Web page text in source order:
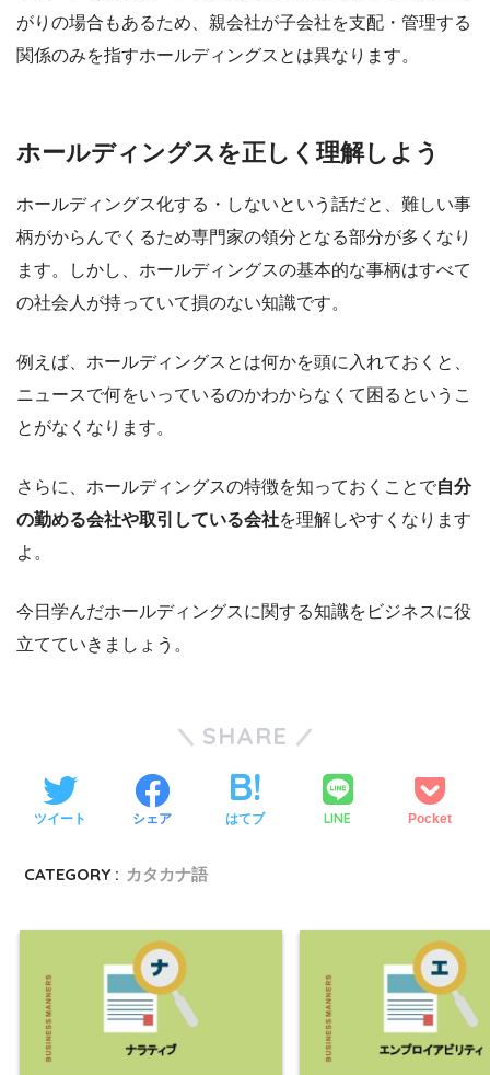
がりの場合もあるため、親会社が子会社を支配・管理する
関係のみを指すホールディングスとは異なります。
ホールディングスを正しく理解しよう
ホールディングス化する・しないという話だと、難しい事
柄がからんでくるため専門家の領分となる部分が多くなり
ます。しかし、ホールディングスの基本的な事柄はすべて
の社会人が持っていて損のない知識です。
例えば、ホールディングスとは何かを頭に入れておくと、
ニュースで何をいっているのかわからなくて困るというこ
とがなくなります。
さらに、ホールディングスの特徴を知っておくことで自分
の勤める会社や取引している会社を理解しやすくなります
よ。
今日学んだホールディングスに関する知識をビジネスに役
立てていきましょう。
SHARE
ツイート シェア はてブ LINE Pocket
CATEGORY : カタカナ語